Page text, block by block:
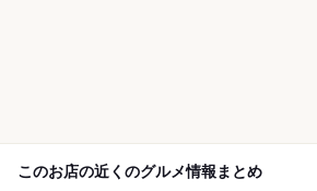
このお店の近くのグルメ情報まとめ